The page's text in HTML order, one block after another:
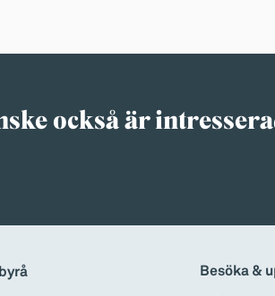
också är
Besöka &